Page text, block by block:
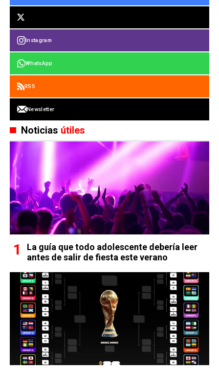
Instagram
WhatsApp
RSS
Newsletter
Noticias útiles
La guía que todo adolescente debería leer
antes de salir de fiesta este verano